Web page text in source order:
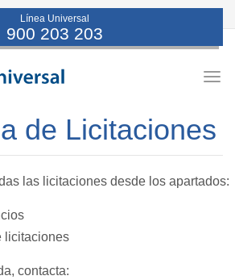
Línea Universal
900 203 203
de Licitaciones
las licitaciones desde los apartados:
licitaciones
contacta: